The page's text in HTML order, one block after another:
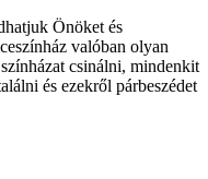
Önöket és
valóban olyan
csinálni, mindenkit
és ezekről párbeszédet